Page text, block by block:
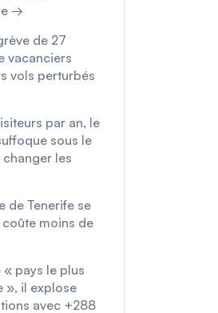
→
de 27
vacanciers
vols perturbés
par an, le
sous le
les
de Tenerife se
moins de
pays le plus
», il explose
avec +288